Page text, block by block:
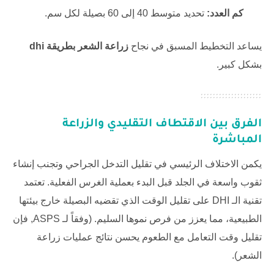
كم العدد: تحديد متوسط 40 إلى 60 بصيلة لكل سم.
يساعد التخطيط المسبق في نجاح زراعة الشعر بطريقة dhi
بشكل كبير.
الفرق بين الاقتطاف التقليدي والزراعة
المباشرة
يكمن الاختلاف الرئيسي في تقليل التدخل الجراحي وتجنب إنشاء
ثقوب واسعة في الجلد قبل البدء بعملية الغرس الفعلية. تعتمد
تقنية الـ DHI على تقليل الوقت الذي تقضيه البصيلة خارج بيئتها
الطبيعية، مما يعزز من فرص نموها السليم. (وفقاً لـ ASPS, فإن
تقليل وقت التعامل مع الطعوم يحسن نتائج عمليات زراعة
الشعر).